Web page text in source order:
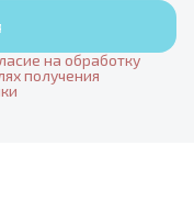
на обработку
получения